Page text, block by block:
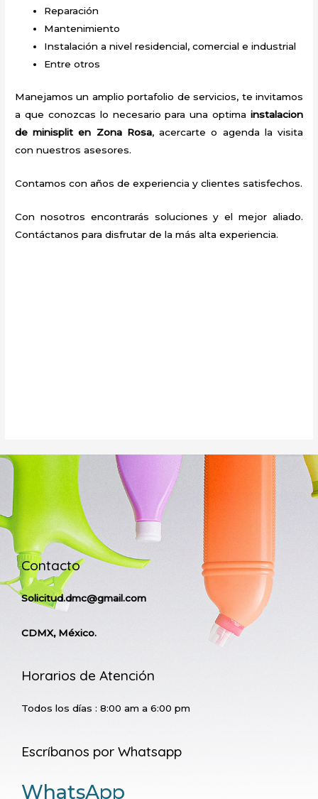
Reparación
Mantenimiento
Instalación a nivel residencial, comercial e industrial
Entre otros
Manejamos un amplio portafolio de servicios, te invitamos
a que conozcas lo necesario para una optima instalacion
de minisplit en Zona Rosa, acercarte o agenda la visita
con nuestros asesores.
Contamos con años de experiencia y clientes satisfechos.
Con nosotros encontrarás soluciones y el mejor aliado.
Contáctanos para disfrutar de la más alta experiencia.
Contacto
Solicitud.dmc@gmail.com
CDMX, México.
Horarios de Atención
Todos los días : 8:00 am a 6:00 pm
Escríbanos por Whatsapp
WhatsApp